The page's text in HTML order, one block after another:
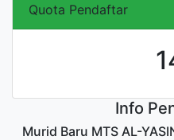
Quota Pendaftar
Info
Murid Baru MTS AL-